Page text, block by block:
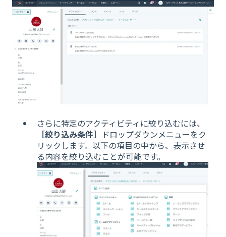
さらに特定のアクティビティに絞り込むには、
［絞り込み条件］
ドロップダウンメニューをク
リックします。以下の項目の中から、表示させ
る内容を絞り込むことが可能です。